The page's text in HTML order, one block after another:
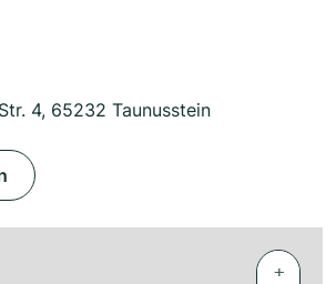
4, 65232 Taunusstein
+